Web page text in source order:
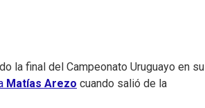
la final del Campeonato Uruguayo en su
Matías Arezo cuando salió de la